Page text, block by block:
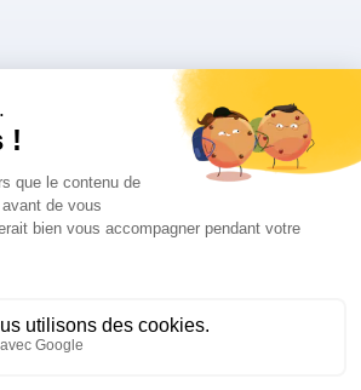
FR
Bjorg pour les pros
Politique de confidentialité
Facebook
AGEC de nos produits sur le site